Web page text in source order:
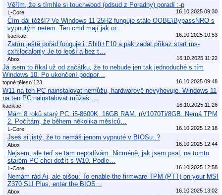
Věřím, že s tímhle si touchwood (odsud z Poradny) poradí :-p
L-Core 16.10.2025 09:30
Čím dál těžší? Ve Windows 11 25H2 funguje stále OOBE\BypassNRO s
vypnutým netem. Ten cmd mají jak or…
kacikac 16.10.2025 10:53
Zatím ještě pořád funguje i: Shift+F10 a pak zadat příkaz start ms-
cxh:localonly Je to lepší a bez t…
Abox 16.10.2025 11:22
Já jsem to říkal už od začátku, že to nebude jen tak jednoduché s tím
Windows 10. Po ukončení podpor…
topné těleso 123 16.10.2025 09:48
W11 na ten PC nainstalovat nemůžu, hardwarově nevyhovuje. Windows 11
na ten PC nainstalovat můžeš.…
kacikac 16.10.2025 11:26
Mám 8 roků starý PC: i5-8600K, 16GB RAM, nV1070Ti/8GB. Nemá TPM
2. Počítám, že během několika měsíců…
L-Core 16.10.2025 12:18
Jseš si jistý, že to nemáš jenom vypnuté v BIOSu..?
Abox 16.10.2025 12:44
Nejsem, ale teď se tam nepodívám. Nicméně, jak jsem psal, na tomto
starém PC chci dožít s W10. Podle…
L-Core 16.10.2025 12:58
Nemám rád Ai, ale píšou: To enable the firmware TPM (PTT) on your MSI
Z370 SLI Plus, enter the BIOS…
Abox 16.10.2025 13:02